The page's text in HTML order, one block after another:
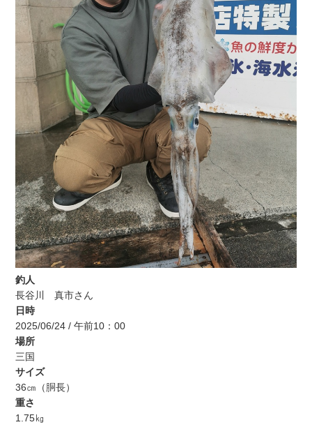
釣人
長谷川 真市さん
日時
2025/06/24 / 午前10：00
場所
三国
サイズ
36㎝（胴長）
重さ
1.75㎏